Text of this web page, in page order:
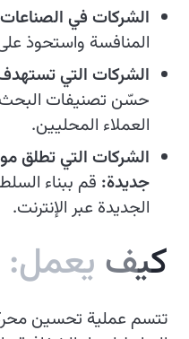
الشركات في الصناعات
المنافسة واستحوذ
الشركات التي
حسّن تصنيفات البحث
العملاء المحليين.
الشركات التي تطلق
جديدة: قم ببناء
الجديدة عبر الإنترنت.
كيف يعمل:
تتسم عملية تحسين